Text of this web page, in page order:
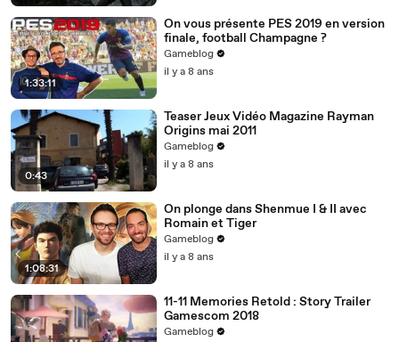
1:33:11
On vous présente PES 2019 en version
finale, football Champagne ?
Gameblog
il y a 8 ans
0:43
Teaser Jeux Vidéo Magazine Rayman
Origins mai 2011
Gameblog
il y a 8 ans
1:08:31
On plonge dans Shenmue I & II avec
Romain et Tiger
Gameblog
il y a 8 ans
11-11 Memories Retold : Story Trailer
Gamescom 2018
Gameblog